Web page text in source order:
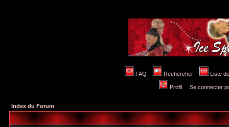
FAQ Rechercher Liste
Profil Se connecter
Index du Forum